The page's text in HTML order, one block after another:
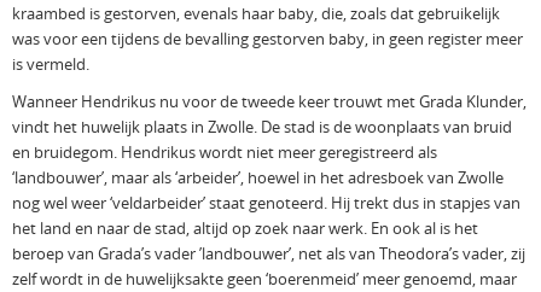
kraambed is gestorven, evenals haar baby, die, zoals dat gebruikelijk
was voor een tijdens de bevalling gestorven baby, in geen register meer
is vermeld.
Wanneer Hendrikus nu voor de tweede keer trouwt met Grada Klunder,
vindt het huwelijk plaats in Zwolle. De stad is de woonplaats van bruid
en bruidegom. Hendrikus wordt niet meer geregistreerd als
‘landbouwer’, maar als ‘arbeider’, hoewel in het adresboek van Zwolle
nog wel weer ‘veldarbeider’ staat genoteerd. Hij trekt dus in stapjes van
het land en naar de stad, altijd op zoek naar werk. En ook al is het
beroep van Grada’s vader ’landbouwer’, net als van Theodora’s vader, zij
zelf wordt in de huwelijksakte geen ‘boerenmeid’ meer genoemd, maar